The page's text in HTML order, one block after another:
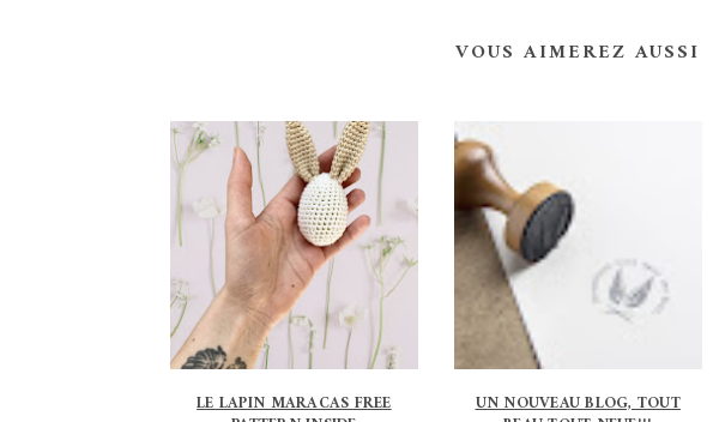
VOUS AIMEREZ AUSSI
LE LAPIN MARACAS FREE UN NOUVEAU BLOG, TOUT